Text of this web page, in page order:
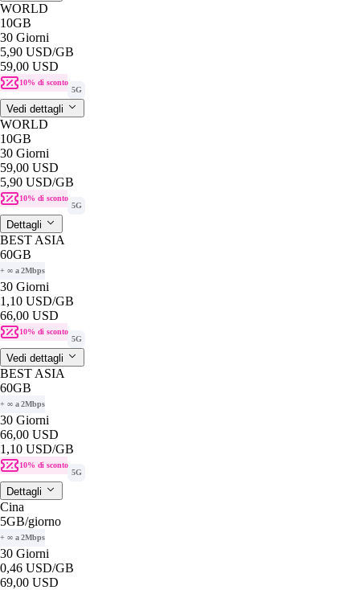
WORLD
10GB
30 Giorni
5,90 USD/GB
59,00 USD
10% di sconto
5G
Vedi dettagli
WORLD
10GB
30 Giorni
59,00 USD
5,90 USD/GB
10% di sconto
5G
Dettagli
BEST ASIA
60GB
+ ∞ a 2Mbps
30 Giorni
1,10 USD/GB
66,00 USD
10% di sconto
5G
Vedi dettagli
BEST ASIA
60GB
+ ∞ a 2Mbps
30 Giorni
66,00 USD
1,10 USD/GB
10% di sconto
5G
Dettagli
Cina
5GB/giorno
+ ∞ a 2Mbps
30 Giorni
0,46 USD/GB
69,00 USD